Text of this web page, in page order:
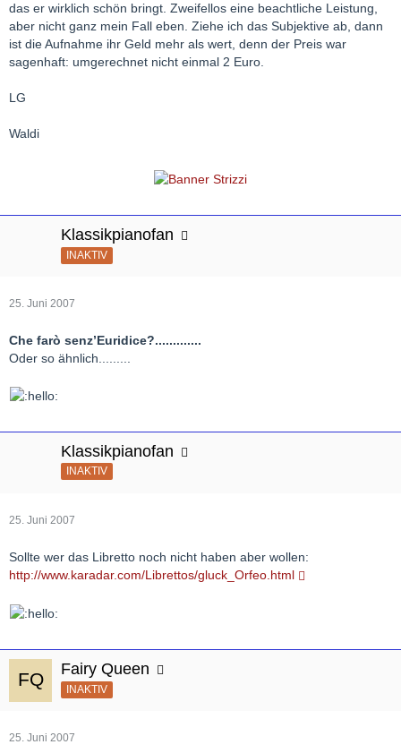
das er wirklich schön bringt. Zweifellos eine beachtliche Leistung,
aber nicht ganz mein Fall eben. Ziehe ich das Subjektive ab, dann
ist die Aufnahme ihr Geld mehr als wert, denn der Preis war
sagenhaft: umgerechnet nicht einmal 2 Euro.
LG
Waldi
Klassikpianofan
INAKTIV
25. Juni 2007
Che farò senz’Euridice?.............
Oder so ähnlich.........
Klassikpianofan
INAKTIV
25. Juni 2007
Sollte wer das Libretto noch nicht haben aber wollen:
http://www.karadar.com/Librettos/gluck_Orfeo.html
Fairy Queen
INAKTIV
25. Juni 2007